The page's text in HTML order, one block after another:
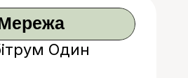
Один